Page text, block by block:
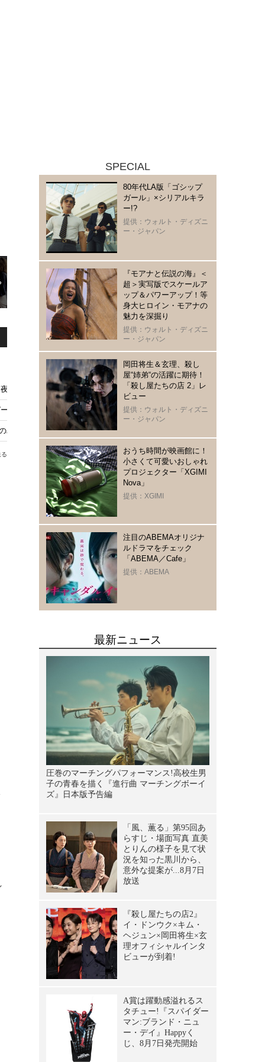
中にこっそり見たい愛の解放を描く作品5選
ル』ハリス・ディキンソンに注目
ハイヒールや犬がモチーフに
SPECIAL
80年代LA版「ゴシップ
ガール」×シリアルキラ
ー!?
提供：ウォルト・ディズニ
ー・ジャパン
『モアナと伝説の海』＜
超＞実写版でスケールア
ップ＆パワーアップ！等
身大ヒロイン・モアナの
魅力を深掘り
提供：ウォルト・ディズニ
ー・ジャパン
岡田将生＆玄理、殺し
屋“姉弟“の活躍に期待！
「殺し屋たちの店 2」レ
ビュー
提供：ウォルト・ディズニ
ー・ジャパン
おうち時間が映画館に！
小さくて可愛いおしゃれ
プロジェクター「XGIMI
Nova」
提供：XGIMI
注目のABEMAオリジナ
ルドラマをチェック
「ABEMA／Cafe」
提供：ABEMA